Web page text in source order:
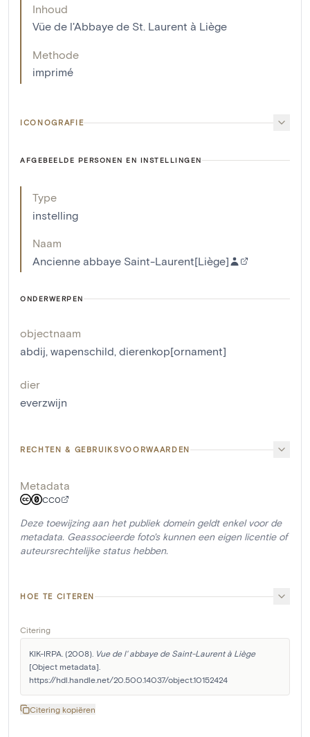
Inhoud
Vüe de l'Abbaye de St. Laurent à Liège
Methode
imprimé
ICONOGRAFIE
AFGEBEELDE PERSONEN EN INSTELLINGEN
Type
instelling
Naam
Ancienne abbaye Saint-Laurent[Liège]
ONDERWERPEN
objectnaam
abdij, wapenschild, dierenkop[ornament]
dier
everzwijn
RECHTEN & GEBRUIKSVOORWAARDEN
Metadata
CC0
Deze toewijzing aan het publiek domein geldt enkel voor de
metadata. Geassocieerde foto's kunnen een eigen licentie of
auteursrechtelijke status hebben.
HOE TE CITEREN
Citering
KIK-IRPA. (2008). Vue de l' abbaye de Saint-Laurent à Liège
[Object metadata].
https://hdl.handle.net/20.500.14037/object.10152424
Citering kopiëren